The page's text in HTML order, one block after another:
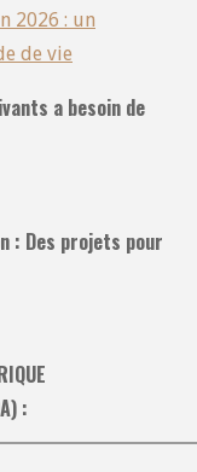
2026 : un
de vie
a besoin de
: Des projets pour
: